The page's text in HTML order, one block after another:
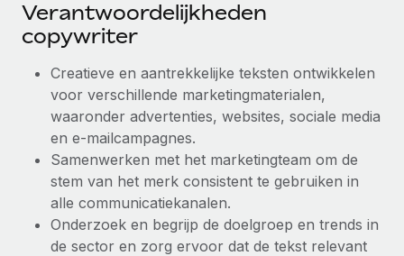
Eenvoudig secundaire arbeidsvoorwaarden
beheren
BLOG
Productupdates van Remote: Gusto- en Xero-
integraties en Contractor Management Plus
Het blijft de missie van Remote om alle soorten bedrijven
te helpen bij het aannemen, beheren en...
Meer informatie
Hoe Phiture 55 werknemers in 19 landen
beheert met Remote
Verantwoordelijkheden
copywriter
Creatieve en aantrekkelijke teksten ontwikkelen
voor verschillende marketingmaterialen,
waaronder advertenties, websites, sociale media
en e-mailcampagnes.
Samenwerken met het marketingteam om de
stem van het merk consistent te gebruiken in
alle communicatiekanalen.
Onderzoek en begrijp de doelgroep en trends in
de sector en zorg ervoor dat de tekst relevant